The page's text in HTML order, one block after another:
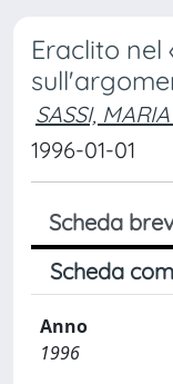
Eraclito nel
SASSI,
1996-01-01
Scheda
Scheda
Anno
1996